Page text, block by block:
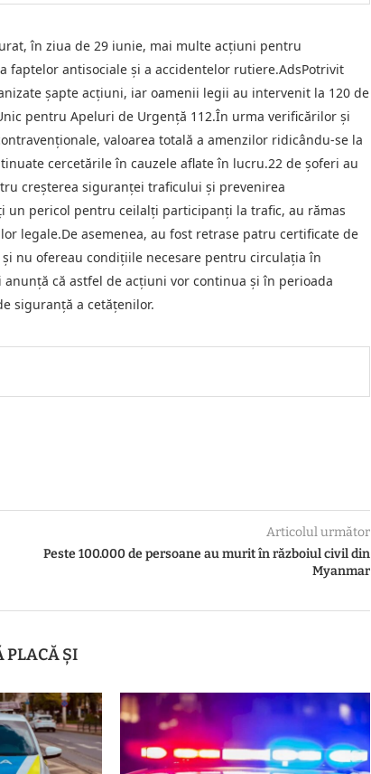
în ziua de 29 iunie, mai multe acțiuni pentru
antisociale și a accidentelor rutiere.AdsPotrivit
șapte acțiuni, iar oamenii legii au intervenit la 120 de
pentru Apeluri de Urgență 112.În urma verificărilor și
valoarea totală a amenzilor ridicându-se la
cercetările în cauzele aflate în lucru.22 de șoferi au
creșterea siguranței traficului și prevenirea
un pericol pentru ceilalți participanți la trafic, au rămas
legale.De asemenea, au fost retrase patru certificate de
nu ofereau condițiile necesare pentru circulația în
că astfel de acțiuni vor continua și în perioada
siguranță a cetățenilor.
Articolul următor
Peste 100.000 de persoane au murit în războiul civil din
Myanmar
PLACĂ ȘI